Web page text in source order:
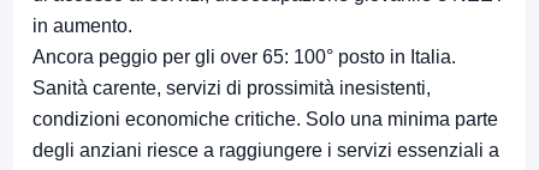
in aumento.
Ancora peggio per gli over 65: 100° posto in Italia.
Sanità carente, servizi di prossimità inesistenti,
condizioni economiche critiche. Solo una minima parte
degli anziani riesce a raggiungere i servizi essenziali a